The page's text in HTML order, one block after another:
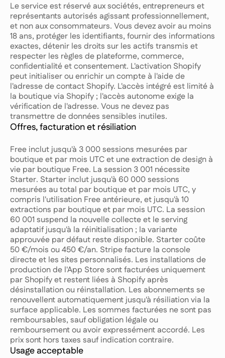
Le service est réservé aux sociétés, entrepreneurs et
représentants autorisés agissant professionnellement,
et non aux consommateurs. Vous devez avoir au moins
18 ans, protéger les identifiants, fournir des informations
exactes, détenir les droits sur les actifs transmis et
respecter les règles de plateforme, commerce,
confidentialité et consentement. L'activation Shopify
peut initialiser ou enrichir un compte à l'aide de
l'adresse de contact Shopify. L'accès intégré est limité à
la boutique via Shopify ; l'accès autonome exige la
vérification de l'adresse. Vous ne devez pas
transmettre de données sensibles inutiles.
Offres, facturation et résiliation
Free inclut jusqu'à 3 000 sessions mesurées par
boutique et par mois UTC et une extraction de design à
vie par boutique Free. La session 3 001 nécessite
Starter. Starter inclut jusqu'à 60 000 sessions
mesurées au total par boutique et par mois UTC, y
compris l'utilisation Free antérieure, et jusqu'à 10
extractions par boutique et par mois UTC. La session
60 001 suspend la nouvelle collecte et le serving
adaptatif jusqu'à la réinitialisation ; la variante
approuvée par défaut reste disponible. Starter coûte
50 €/mois ou 450 €/an. Stripe facture la console
directe et les sites personnalisés. Les installations de
production de l'App Store sont facturées uniquement
par Shopify et restent liées à Shopify après
désinstallation ou réinstallation. Les abonnements se
renouvellent automatiquement jusqu'à résiliation via la
surface applicable. Les sommes facturées ne sont pas
remboursables, sauf obligation légale ou
remboursement ou avoir expressément accordé. Les
prix sont hors taxes sauf indication contraire.
Usage acceptable